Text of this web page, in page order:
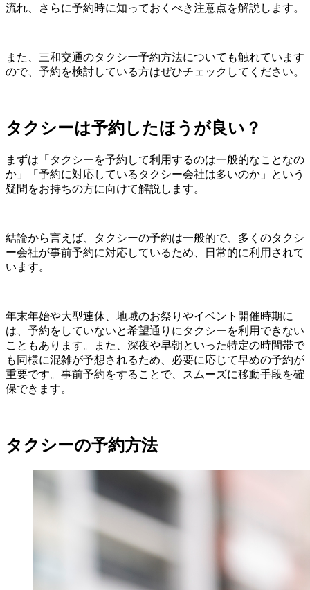
流れ、さらに予約時に知っておくべき注意点を解説します。
また、三和交通のタクシー予約方法についても触れています
ので、予約を検討している方はぜひチェックしてください。
タクシーは予約したほうが良い？
まずは「タクシーを予約して利用するのは一般的なことなの
か」「予約に対応しているタクシー会社は多いのか」という
疑問をお持ちの方に向けて解説します。
結論から言えば、タクシーの予約は一般的で、多くのタクシ
ー会社が事前予約に対応しているため、日常的に利用されて
います。
年末年始や大型連休、地域のお祭りやイベント開催時期に
は、予約をしていないと希望通りにタクシーを利用できない
こともあります。また、深夜や早朝といった特定の時間帯で
も同様に混雑が予想されるため、必要に応じて早めの予約が
重要です。事前予約をすることで、スムーズに移動手段を確
保できます。
タクシーの予約方法